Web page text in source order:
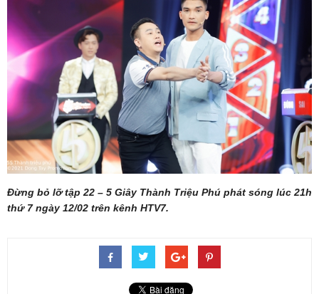
Đừng bỏ lỡ tập 22 – 5 Giây Thành Triệu Phú phát sóng lúc 21h
thứ 7 ngày 12/02 trên kênh HTV7.